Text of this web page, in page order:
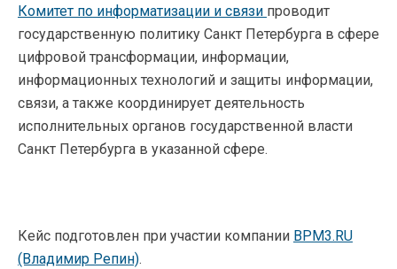
Комитет по информатизации и связи проводит
государственную политику Санкт Петербурга в сфере
цифровой трансформации, информации,
информационных технологий и защиты информации,
связи, а также координирует деятельность
исполнительных органов государственной власти
Санкт Петербурга в указанной сфере.
Кейс подготовлен при участии компании BPM3.RU
(Владимир Репин).